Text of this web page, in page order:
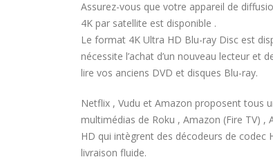
Assurez-vous que votre appareil de
4K par satellite est disponible .
Le format 4K Ultra HD Blu-ray Disc est
nécessite l’achat d’un nouveau lecteur et
lire vos anciens DVD et disques Blu-ray.
Netflix , Vudu et Amazon proposent tous
multimédias de Roku , Amazon (Fire TV) ,
HD qui intègrent des décodeurs de codec
livraison fluide.